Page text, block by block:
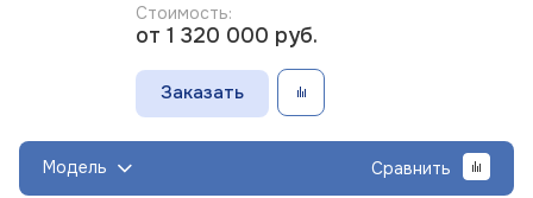
Стоимость:
от 1 320 000 руб.
Заказать
Модель Сравнить